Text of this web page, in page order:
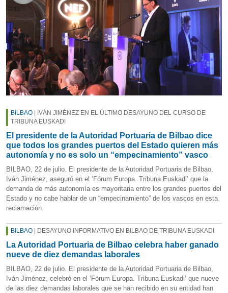
BILBAO | IVÁN JIMÉNEZ EN EL ÚLTIMO DESAYUNO DEL CURSO DE
TRIBUNA EUSKADI
El presidente de la Autoridad Portuaria de Bilbao dice
que todos los grandes puertos del Estado quieren más
autonomía y no es solo un “empecinamiento” vasco
BILBAO, 22 de julio. El presidente de la Autoridad Portuaria de Bilbao,
Iván Jiménez, aseguró en el ‘Fórum Europa. Tribuna Euskadi’ que la
demanda de más autonomía es mayoritaria entre los grandes puertos del
Estado y no cabe hablar de un “empecinamiento” de los vascos en esta
reclamación.
BILBAO | DESAYUNO INFORMATIVO EN BILBAO DE TRIBUNA EUSKADI
La Autoridad Portuaria de Bilbao celebra haber ganado
nueve de diez demandas laborales
BILBAO, 22 de julio. El presidente de la Autoridad Portuaria de Bilbao,
Iván Jiménez, celebró en el ‘Fórum Europa. Tribuna Euskadi’ que nueve
de las diez demandas laborales que se han recibido en su entidad han